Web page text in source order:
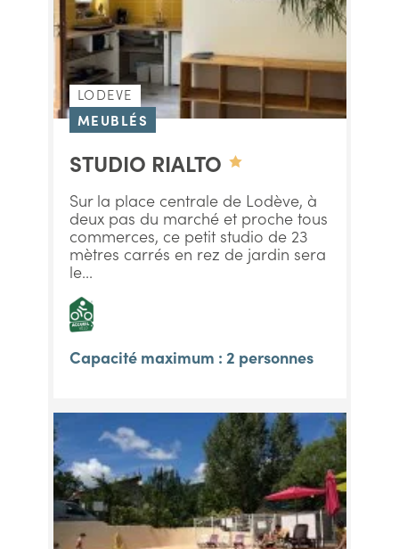
LODEVE
MEUBLÉS
STUDIO RIALTO
Sur la place centrale de Lodève, à
deux pas du marché et proche tous
commerces, ce petit studio de 23
mètres carrés en rez de jardin sera
le...
Capacité maximum : 2 personnes